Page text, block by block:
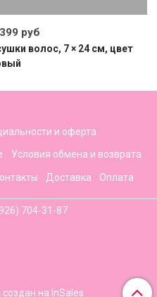
399 руб
волос, 7 × 24 см, цвет
и оферта
Условия обмена и возврата
Доставка Оплата
704-31-87
на InSales